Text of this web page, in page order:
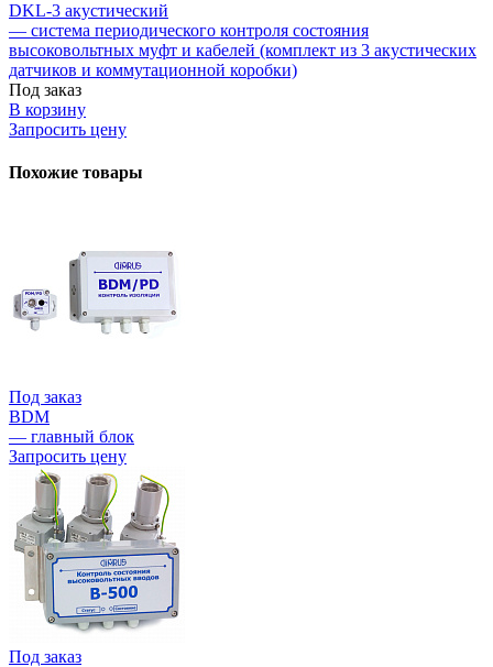
DKL-3 акустический
— система периодического контроля состояния
высоковольтных муфт и кабелей (комплект из 3 акустических
датчиков и коммутационной коробки)
Под заказ
В корзину
Запросить цену
Похожие товары
Под заказ
BDM
— главный блок
Запросить цену
Под заказ